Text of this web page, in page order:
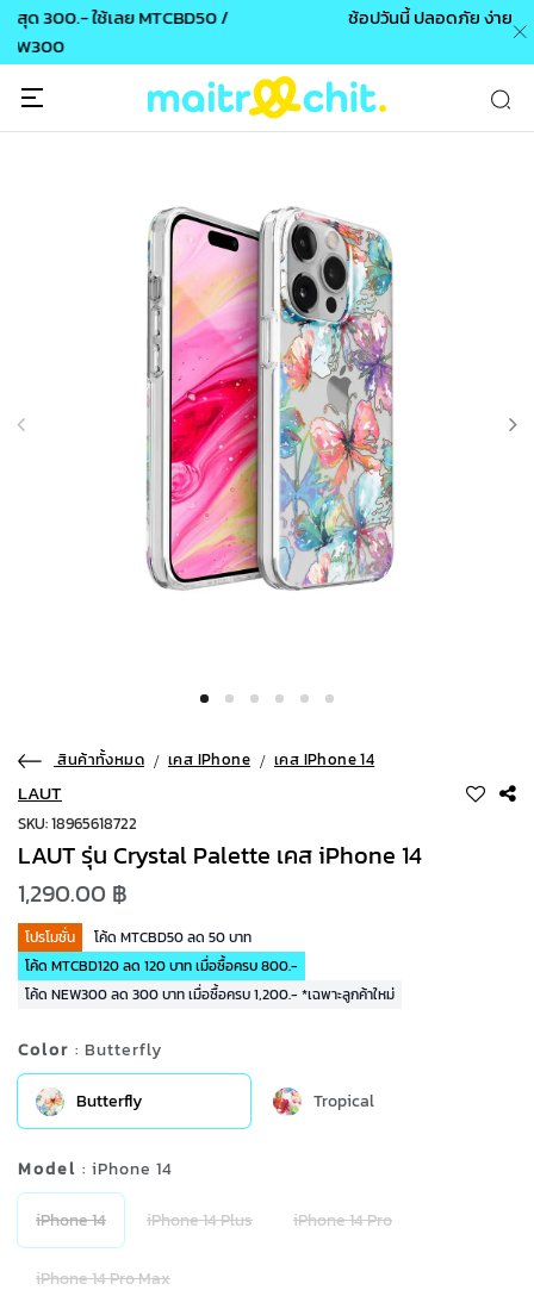
ช้อปวันนี้ ปลอดภัย ง่าย และจัดส่งฟรี
สินค้าทั้งหมด เคส IPhone เคส IPhone 14
LAUT
SKU: 18965618722
LAUT รุ่น Crystal Palette เคส iPhone 14
1,290.00 ฿
โปรโมชั่น
โค้ด MTCBD50 ลด 50 บาท
โค้ด MTCBD120 ลด 120 บาท เมื่อซื้อครบ 800.-
โค้ด NEW300 ลด 300 บาท เมื่อซื้อครบ 1,200.- *เฉพาะลูกค้าใหม่
Color : Butterfly
Butterfly Tropical
Model : iPhone 14
iPhone 14 iPhone 14 Plus iPhone 14 Pro
iPhone 14 Pro Max